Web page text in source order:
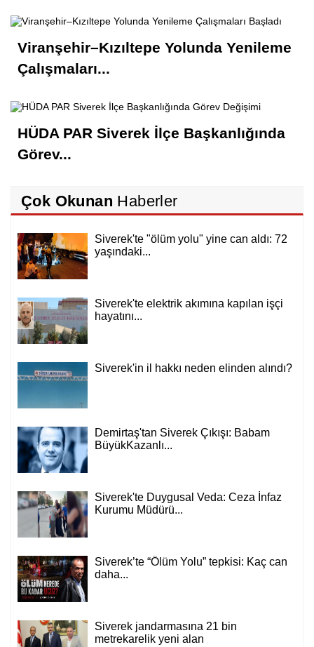
Viranşehir–Kızıltepe Yolunda Yenileme
Çalışmaları...
HÜDA PAR Siverek İlçe Başkanlığında
Görev...
Çok Okunan Haberler
Siverek'te "ölüm yolu" yine can aldı: 72
yaşındaki...
Siverek'te elektrik akımına kapılan işçi
hayatını...
Siverek'in il hakkı neden elinden alındı?
Demirtaş'tan Siverek Çıkışı: Babam
BüyükKazanlı...
Siverek'te Duygusal Veda: Ceza İnfaz
Kurumu Müdürü...
Siverek’te “Ölüm Yolu” tepkisi: Kaç can
daha...
Siverek jandarmasına 21 bin
metrekarelik yeni alan